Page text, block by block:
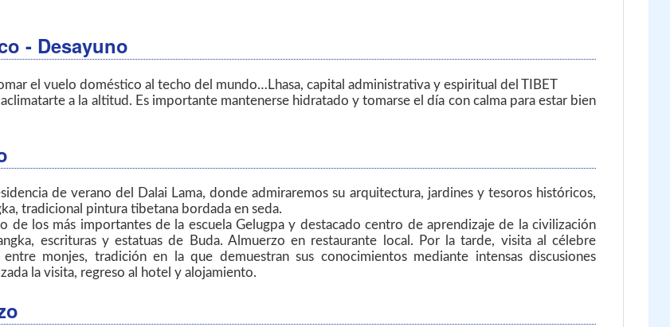
- Desayuno
el vuelo doméstico al techo del mundo…Lhasa, capital administrativa y espiritual del TIBET
a la altitud. Es importante mantenerse hidratado y tomarse el día con calma para estar bien
de verano del Dalai Lama, donde admiraremos su arquitectura, jardines y tesoros históricos,
tradicional pintura tibetana bordada en seda.
los más importantes de la escuela Gelugpa y destacado centro de aprendizaje de la civilización
escrituras y estatuas de Buda. Almuerzo en restaurante local. Por la tarde, visita al célebre
monjes, tradición en la que demuestran sus conocimientos mediante intensas discusiones
la visita, regreso al hotel y alojamiento.